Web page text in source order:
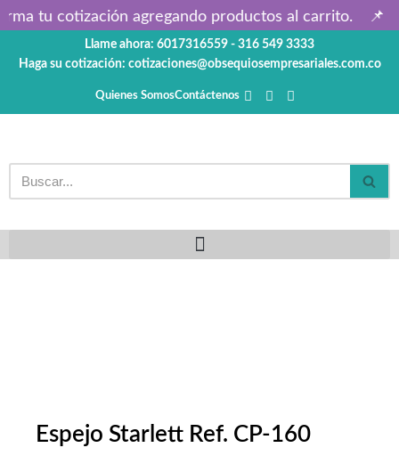
al
tu cotización agregando productos al carrito. 📌
Llame ahora: 6017316559 - 316 549 3333
Haga su cotización: cotizaciones@obsequiosempresariales.com.co
Quienes SomosContáctenos
Espejo Starlett Ref. CP-160